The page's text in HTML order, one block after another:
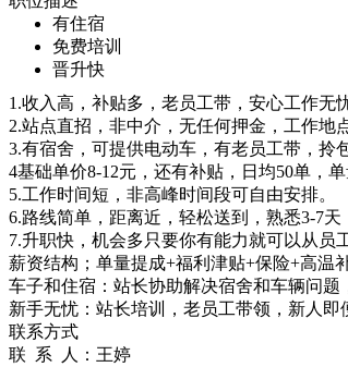
有住宿
免费培训
晋升快
1.收入高，补贴多，老员工带，安心工作无忧
2.站点直招，非中介，无任何押金，工作地
3.有宿舍，可提供电动车，有老员工带，拎
4基础单价8-12元，还有补贴，日均50单，
5.工作时间短，非高峰时间段可自由安排。
6.路线简单，距离近，轻松送到，熟悉3-7天
7.升职快，机会多只要你有能力就可以从员
薪资结构；单量提成+福利津贴+保险+高温
车子和住宿：站长协助解决宿舍和车辆问题
新手无忧：站长培训，老员工带领，新人
联系方式
联 系 人： 王婷